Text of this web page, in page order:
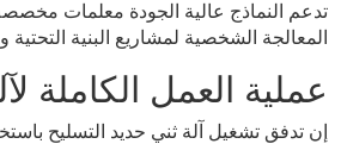
تدعم النماذج عالية الجودة معلمات
المعالجة الشخصية لمشاريع البنية
عملية العمل الكاملة
إن تدفق تشغيل آلة ثني حديد التسليح